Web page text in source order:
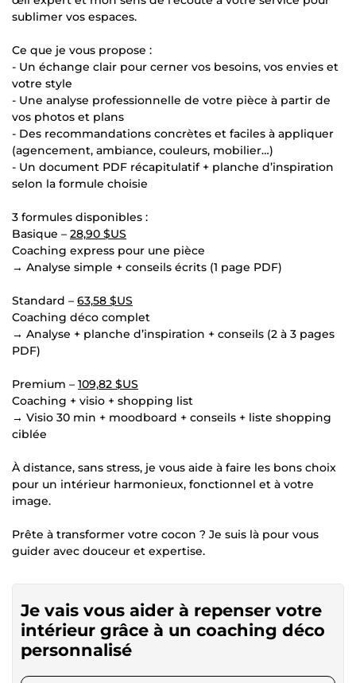
sublimer vos espaces.
Ce que je vous propose :
- Un échange clair pour cerner vos besoins, vos envies et
votre style
- Une analyse professionnelle de votre pièce à partir de
vos photos et plans
- Des recommandations concrètes et faciles à appliquer
(agencement, ambiance, couleurs, mobilier…)
- Un document PDF récapitulatif + planche d’inspiration
selon la formule choisie
3 formules disponibles :
Basique – 28,90 $US
Coaching express pour une pièce
→ Analyse simple + conseils écrits (1 page PDF)
Standard – 63,58 $US
Coaching déco complet
→ Analyse + planche d’inspiration + conseils (2 à 3 pages
PDF)
Premium – 109,82 $US
Coaching + visio + shopping list
→ Visio 30 min + moodboard + conseils + liste shopping
ciblée
À distance, sans stress, je vous aide à faire les bons choix
pour un intérieur harmonieux, fonctionnel et à votre
image.
Prête à transformer votre cocon ? Je suis là pour vous
guider avec douceur et expertise.
Je vais vous aider à repenser votre
intérieur grâce à un coaching déco
personnalisé